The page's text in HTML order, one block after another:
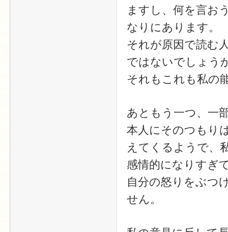
ますし、何を言お
なりにあります。
それが原因で読む
ではないでしょう
それもこれも私の
あともう一つ、一
本人にそのつもり
えてくるようで、
感情的になりすぎ
自分の怒りをぶつ
せん。